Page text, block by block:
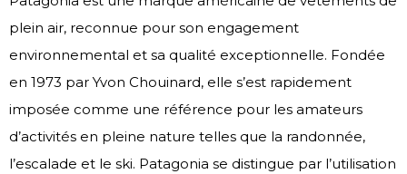
plein air, reconnue pour son engagement
environnemental et sa qualité exceptionnelle. Fondée
en 1973 par Yvon Chouinard, elle s’est rapidement
imposée comme une référence pour les amateurs
d’activités en pleine nature telles que la randonnée,
l’escalade et le ski. Patagonia se distingue par l’utilisation